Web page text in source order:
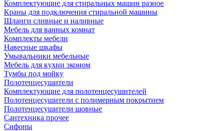
Комплектующие для стиральных машин разное
Краны для подключения стиральной машины
Шланги сливные и наливные
Мебель для ванных комнат
Комплекты мебели
Навесные шкафы
Умывальники мебельные
Мебель для кухни эконом
Тумбы под мойку
Полотенцесушители
Комплектующие для полотенцесушителей
Полотенцесушители с полимерным покрытием
Полотенцесушители шовные
Сантехника прочее
Сифоны